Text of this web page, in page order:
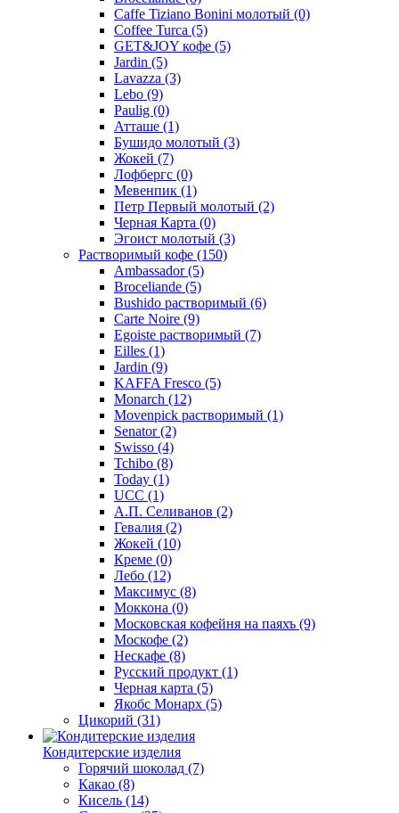
Caffe Tiziano Bonini молотый (0)
Coffee Turca (5)
GET&JOY кофе (5)
Jardin (5)
Lavazza (3)
Lebo (9)
Paulig (0)
Атташе (1)
Бушидо молотый (3)
Жокей (7)
Лофбергс (0)
Мевенпик (1)
Петр Первый молотый (2)
Черная Карта (0)
Эгоист молотый (3)
Растворимый кофе (150)
Ambassador(5)
Broceliande (5)
Bushido растворимый (6)
Carte Noire (9)
Egoiste растворимый (7)
Eilles (1)
Jardin (9)
KAFFA Fresco (5)
Monarch (12)
Movenpick растворимый (1)
Senator(2)
Swisso (4)
Tchibo (8)
Today (1)
UCC (1)
А.П. Селиванов (2)
Гевалия (2)
Жокей (10)
Креме (0)
Лебо (12)
Максимус (8)
Моккона (0)
Московская кофейня на паяхъ (9)
Москофе (2)
Нескафе (8)
Русский продукт (1)
Черная карта (5)
Якобс Монарх (5)
Цикорий (31)
Кондитерские изделия
Горячий шоколад (7)
Какао (8)
Кисель (14)